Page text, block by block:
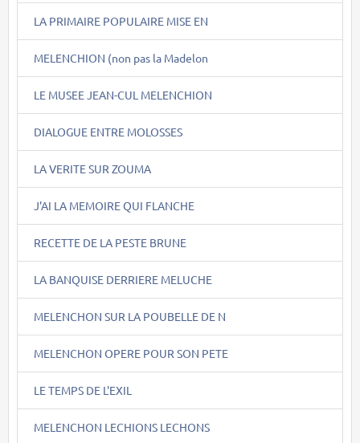
LA PRIMAIRE POPULAIRE MISE EN
MELENCHION (non pas la Madelon
LE MUSEE JEAN-CUL MELENCHION
DIALOGUE ENTRE MOLOSSES
LA VERITE SUR ZOUMA
J'AI LA MEMOIRE QUI FLANCHE
RECETTE DE LA PESTE BRUNE
LA BANQUISE DERRIERE MELUCHE
MELENCHON SUR LA POUBELLE DE N
MELENCHON OPERE POUR SON PETE
LE TEMPS DE L'EXIL
MELENCHON LECHIONS LECHONS